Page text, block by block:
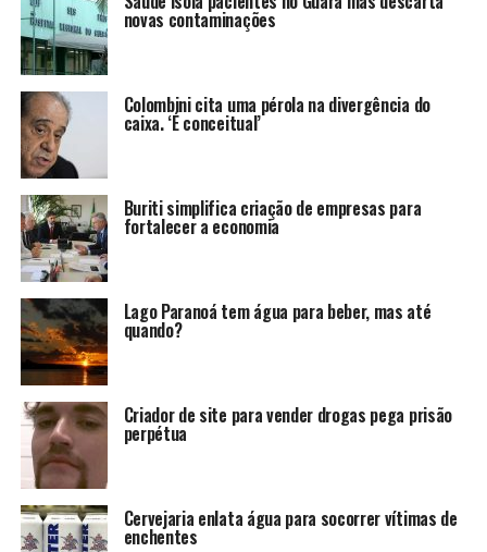
novas contaminações
Colombini cita uma pérola na divergência do
caixa. ‘É conceitual’
Buriti simplifica criação de empresas para
fortalecer a economia
Lago Paranoá tem água para beber, mas até
quando?
Criador de site para vender drogas pega prisão
perpétua
Cervejaria enlata água para socorrer vítimas de
enchentes